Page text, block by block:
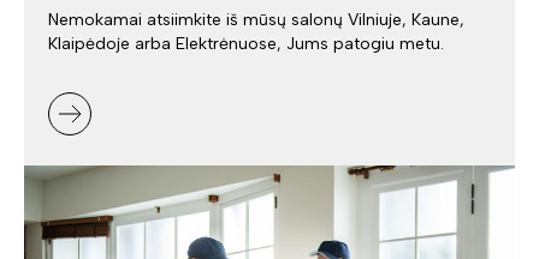
Nemokamai atsiimkite iš mūsų salonų Vilniuje, Kaune,
Klaipėdoje arba Elektrėnuose, Jums patogiu metu.